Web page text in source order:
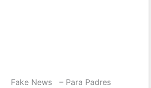
Fake News – Para Padres